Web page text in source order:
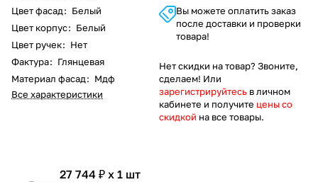
Цвет фасад: Белый
Цвет корпус: Белый
Цвет ручек: Нет
Фактура: Глянцевая
Материал фасад: Мдф
Все характеристики
Вы можете оплатить заказ
после доставки и проверки
товара!
Нет скидки на товар? Звоните,
сделаем! Или
зарегистрируйтесь в личном
кабинете и получите цены со
скидкой на все товары.
27 744 ₽ x 1 шт